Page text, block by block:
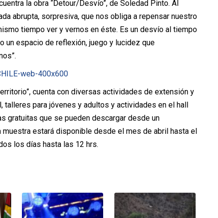
la obra “Detour/Desvío”, de Soledad Pinto. Al
abrupta, sorpresiva, que nos obliga a repensar nuestro
tiempo ver y vernos en éste. Es un desvío al tiempo
un espacio de reflexión, juego y lucidez que
cuenta con diversas actividades de extensión y
para jóvenes y adultos y actividades en el hall
gratuitas que se pueden descargar desde un
muestra estará disponible desde el mes de abril hasta el
los días hasta las 12 hrs.